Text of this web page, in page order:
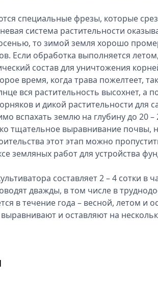
специальные фрезы, которые
система растительности
то зимой земля хорошо
Если обработка выполняется
состав для уничтожения
время, когда трава пожелтеет,
вся растительность высохнет, а
и дикой растительности для
вспахать землю на глубину до 20
тщательное выравнивание почвы,
этот этап можно
земляных работ для устройства
составляет 2 – 4 сотки в
дважды, в том числе в
в течение года – весной, летом и
и оставляют на